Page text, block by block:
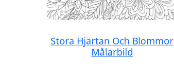
Stora Hjärtan Och Blommor
Målarbild